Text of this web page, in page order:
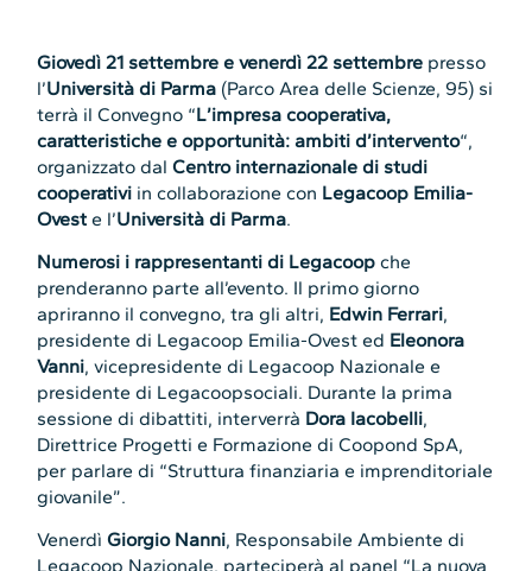
Giovedì 21 settembre e venerdì 22 settembre presso
l’Università di Parma (Parco Area delle Scienze, 95) si
terrà il Convegno “L’impresa cooperativa,
caratteristiche e opportunità: ambiti d’intervento“,
organizzato dal Centro internazionale di studi
cooperativi in collaborazione con Legacoop Emilia-
Ovest e l’Università di Parma.
Numerosi i rappresentanti di Legacoop che
prenderanno parte all’evento. Il primo giorno
apriranno il convegno, tra gli altri, Edwin Ferrari,
presidente di Legacoop Emilia-Ovest ed Eleonora
Vanni, vicepresidente di Legacoop Nazionale e
presidente di Legacoopsociali. Durante la prima
sessione di dibattiti, interverrà Dora Iacobelli,
Direttrice Progetti e Formazione di Coopond SpA,
per parlare di “Struttura finanziaria e imprenditoriale
giovanile”.
VenerdìGiorgio Nanni, Responsabile Ambiente di
Legacoop Nazionale, parteciperà al panel “La nuova